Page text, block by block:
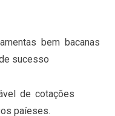
bem bacanas
sucesso
de cotações
paíeses.